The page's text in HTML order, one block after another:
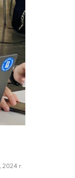
г.